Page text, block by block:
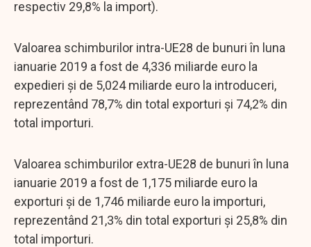
respectiv 29,8% la import).
Valoarea schimburilor intra-UE28 de bunuri în luna
ianuarie 2019 a fost de 4,336 miliarde euro la
expedieri şi de 5,024 miliarde euro la introduceri,
reprezentând 78,7% din total exporturi şi 74,2% din
total importuri.
Valoarea schimburilor extra-UE28 de bunuri în luna
ianuarie 2019 a fost de 1,175 miliarde euro la
exporturi şi de 1,746 miliarde euro la importuri,
reprezentând 21,3% din total exporturi şi 25,8% din
total importuri.